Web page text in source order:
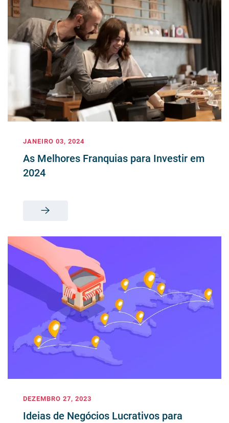
JANEIRO 03, 2024
As Melhores Franquias para Investir em
2024
DEZEMBRO 27, 2023
Ideias de Negócios Lucrativos para